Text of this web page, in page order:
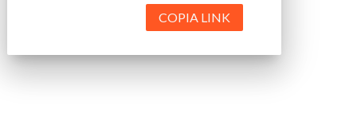
COPIA LINK